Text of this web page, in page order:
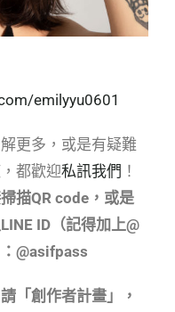
emilyyu0601
更多，或是有疑難
都歡迎私訊我們 ！
描QR code，或是
ID（記得加上@
@asifpass
「創作者計畫」，